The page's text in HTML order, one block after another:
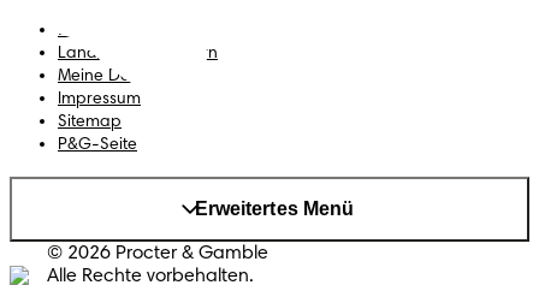
Erklärung zur Barrierefreiheit
Land/Region ändern
Meine Daten
Impressum
Sitemap
P&G-Seite
Erweitertes Menü
© 2026 Procter & Gamble
Alle Rechte vorbehalten.